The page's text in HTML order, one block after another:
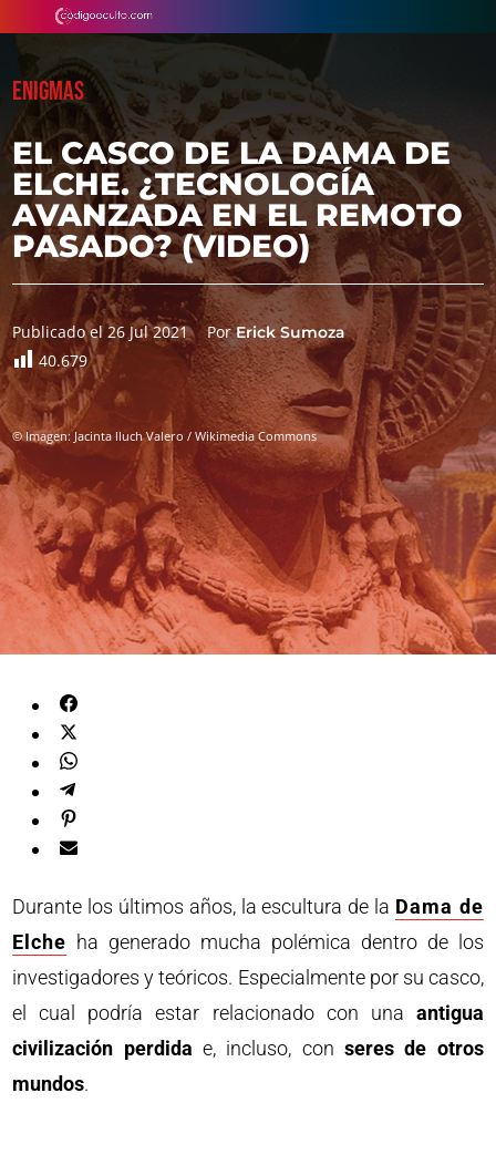
ENIGMAS
EL CASCO DE LA DAMA DE
ELCHE. ¿TECNOLOGÍA
AVANZADA EN EL REMOTO
PASADO? (VIDEO)
Publicado el 26 Jul 2021 PorErick Sumoza
40.679
© Imagen: Jacinta lluch Valero / Wikimedia Commons
Durante los últimos años, la escultura de la Dama de
Elche ha generado mucha polémica dentro de los
investigadores y teóricos. Especialmente por su casco,
el cual podría estar relacionado con una antigua
civilización perdida e, incluso, conseres de otros
mundos.